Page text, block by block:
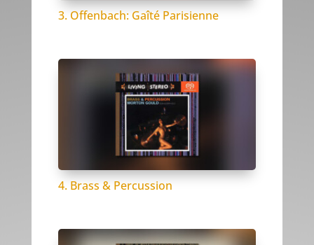
3. Offenbach: Gaîté Parisienne
4. Brass & Percussion